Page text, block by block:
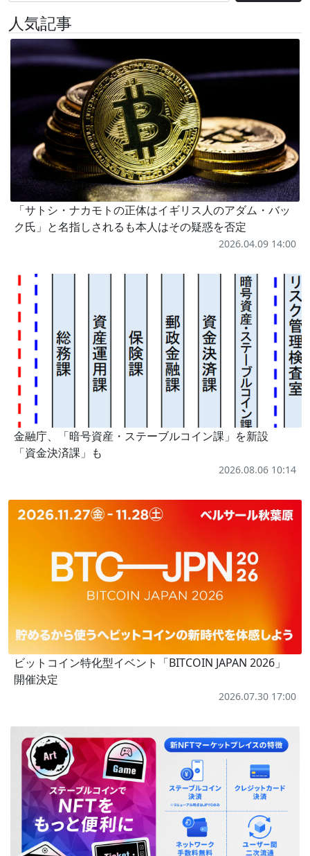
人気記事
「サトシ・ナカモトの正体はイギリス人のアダム・バッ
ク氏」と名指しされるも本人はその疑惑を否定
2026.04.09 14:00
金融庁、「暗号資産・ステーブルコイン課」を新設
「資金決済課」も
2026.08.06 10:14
ビットコイン特化型イベント「BITCOIN JAPAN 2026」
開催決定
2026.07.30 17:00